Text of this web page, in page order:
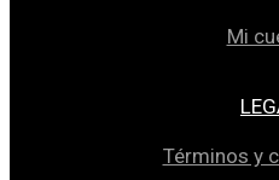
Mi
Términos y